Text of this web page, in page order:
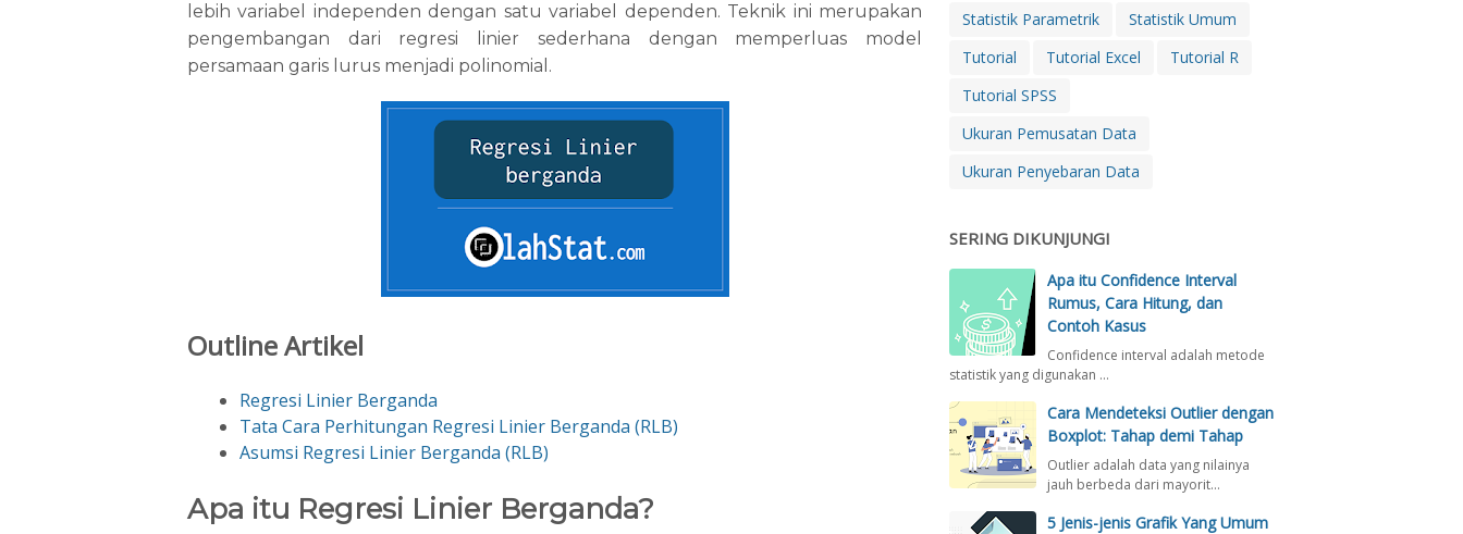
lebih variabel independen dengan satu variabel dependen. Teknik ini merupakan
pengembangan dari regresi linier sederhana dengan memperluas model
persamaan garis lurus menjadi polinomial.
Outline Artikel
Regresi Linier Berganda
Tata Cara Perhitungan Regresi Linier Berganda (RLB)
Asumsi Regresi Linier Berganda (RLB)
Apa itu Regresi Linier Berganda?
Statistik Parametrik
Statistik Umum
Tutorial
Tutorial Excel
Tutorial R
Tutorial SPSS
Ukuran Pemusatan Data
Ukuran Penyebaran Data
SERING DIKUNJUNGI
Apa itu Confidence Interval
Rumus, Cara Hitung, dan
Contoh Kasus
Confidence interval adalah metode
statistik yang digunakan …
Cara Mendeteksi Outlier dengan
Boxplot: Tahap demi Tahap
Outlier adalah data yang nilainya
jauh berbeda dari mayorit…
5 Jenis-jenis Grafik Yang Umum